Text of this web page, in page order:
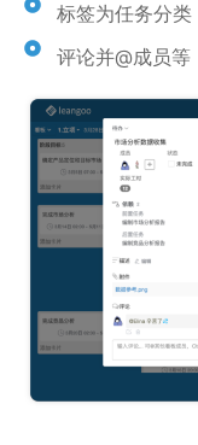
标签为任务分类
评论并@成员等